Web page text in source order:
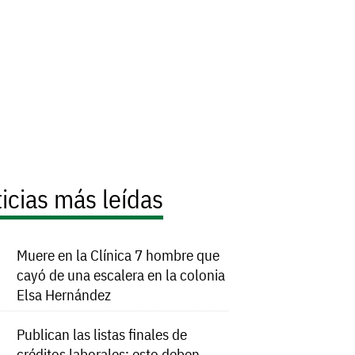
más leídas
Muere en la Clínica 7 hombre que
cayó de una escalera en la colonia
Elsa Hernández
Publican las listas finales de